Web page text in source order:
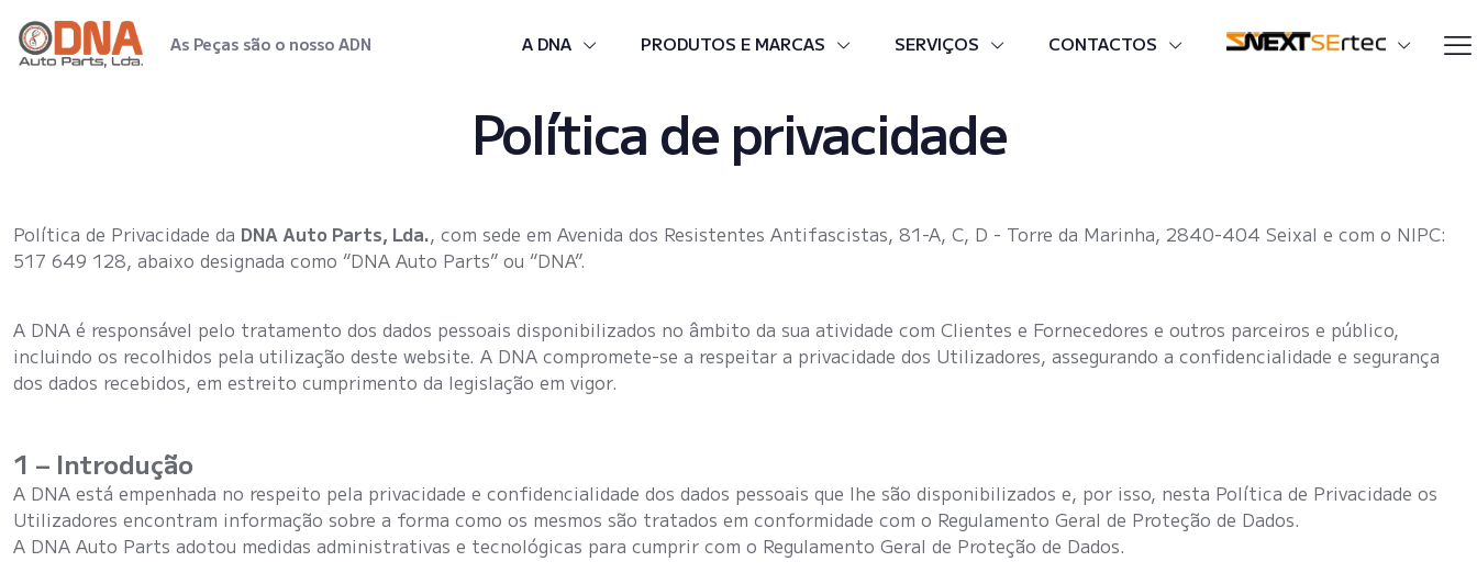
As Peças são o nosso ADN A DNA PRODUTOS E MARCAS SERVIÇOS CONTACTOS
Política de privacidade
Política de Privacidade da DNA Auto Parts, Lda., com sede em Avenida dos Resistentes Antifascistas, 81-A, C, D - Torre da Marinha, 2840-404 Seixal e com o NIPC:
517 649 128, abaixo designada como “DNA Auto Parts” ou “DNA”.
A DNA é responsável pelo tratamento dos dados pessoais disponibilizados no âmbito da sua atividade com Clientes e Fornecedores e outros parceiros e público,
incluindo os recolhidos pela utilização deste website. A DNA compromete-se a respeitar a privacidade dos Utilizadores, assegurando a confidencialidade e segurança
dos dados recebidos, em estreito cumprimento da legislação em vigor.
1 – Introdução
A DNA está empenhada no respeito pela privacidade e confidencialidade dos dados pessoais que lhe são disponibilizados e, por isso, nesta Política de Privacidade os
Utilizadores encontram informação sobre a forma como os mesmos são tratados em conformidade com o Regulamento Geral de Proteção de Dados.
A DNA Auto Parts adotou medidas administrativas e tecnológicas para cumprir com o Regulamento Geral de Proteção de Dados.